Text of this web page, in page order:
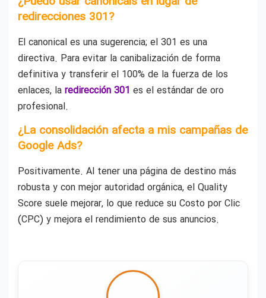
redirecciones 301?
El canonical es una sugerencia; el 301 es una
directiva. Para evitar la canibalización de forma
definitiva y transferir el 100% de la fuerza de los
enlaces, la redirección 301 es el estándar de oro
profesional.
¿La consolidación afecta a mis campañas de
Google Ads?
Positivamente. Al tener una página de destino más
robusta y con mejor autoridad orgánica, el Quality
Score suele mejorar, lo que reduce su Costo por Clic
(CPC) y mejora el rendimiento de sus anuncios.